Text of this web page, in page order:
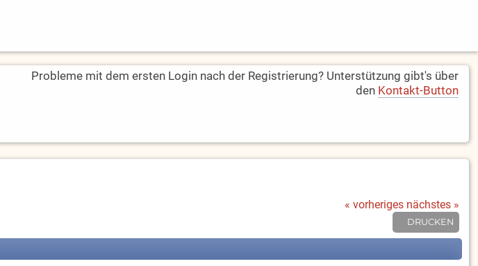
Probleme mit dem ersten Login nach der Registrierung? Unterstützung gibt's über
den Kontakt-Button
« vorheriges nächstes »
DRUCKEN